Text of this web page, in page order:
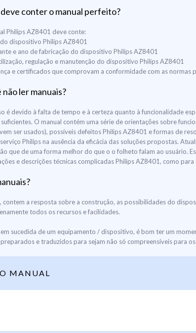
conter o manual perfeito?
Philips AZ8401 deve conte:
dispositivo Philips AZ8401
e ano de fabricação do dispositivo Philips AZ8401
regulação e manutenção do dispositivo Philips AZ8401
e certificados que comprovam a conformidade com as normas
não ler manuais?
é devido à falta de tempo e à certeza quanto à funcionalidade
O manual contém uma série de orientações sobre
ser usados), possíveis defeitos Philips AZ8401 e formas de
Philips na ausência da eficácia das soluções propostas.
que de uma forma melhor do que o o folheto falam ao usuário.
e descrições técnicas complicadas Philips AZ8401, como para
a resposta sobre a construção, as possibilidades do
todos os recursos e facilidades.
sucedida de um equipamento / dispositivo, é bom ter um
e traduzidos para sejam não só compreensíveis para
MANUAL